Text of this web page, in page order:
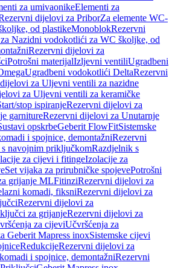
za umivaonikeElementi za
dijelovi za PriborZa elemente WC-
od plastikeMonoblokRezervni
Nazidni vodokotlići za WC školjke, od
Rezervni dijelovi za
Potrošni materijalIzljevni ventiliUgradbeni
Ugradbeni vodokotlići DeltaRezervni
za Uljevni ventili za nazidne
za Uljevni ventili za keramičke
stop ispiranjeRezervni dijelovi za
garnitureRezervni dijelovi za Unutarnje
opskrbeGeberit FlowFitSistemske
i spojnice, demontažniRezervni
navojnim priključkomRazdjelnik s
za cijevi i fitingeIzolacije za
Set vijaka za prirubničke spojevePotrošni
grijanje MLFitinziRezervni dijelovi za
komadi, fiksniRezervni dijelovi za
Rezervni dijelovi za
za grijanjeRezervni dijelovi za
za cijeviUčvršćenja za
Geberit Mapress inoxSistemske cijevi
RedukcijeRezervni dijelovi za
i spojnice, demontažniRezervni